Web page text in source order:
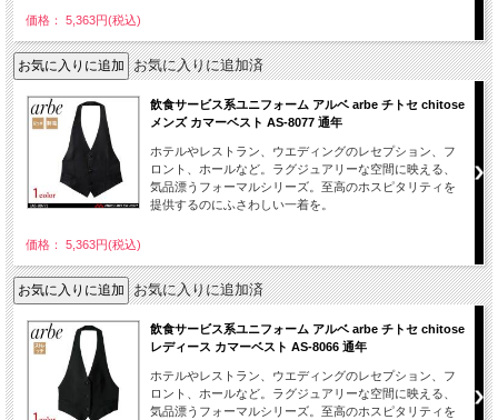
価格： 5,363円(税込)
お気に入りに追加済
飲食サービス系ユニフォーム アルベ arbe チトセ chitose
メンズ カマーベスト AS-8077 通年
ホテルやレストラン、ウエディングのレセプション、フ
ロント、ホールなど。ラグジュアリーな空間に映える、
気品漂うフォーマルシリーズ。至高のホスピタリティを
提供するのにふさわしい一着を。
価格： 5,363円(税込)
お気に入りに追加済
飲食サービス系ユニフォーム アルベ arbe チトセ chitose
レディース カマーベスト AS-8066 通年
ホテルやレストラン、ウエディングのレセプション、フ
ロント、ホールなど。ラグジュアリーな空間に映える、
気品漂うフォーマルシリーズ。至高のホスピタリティを